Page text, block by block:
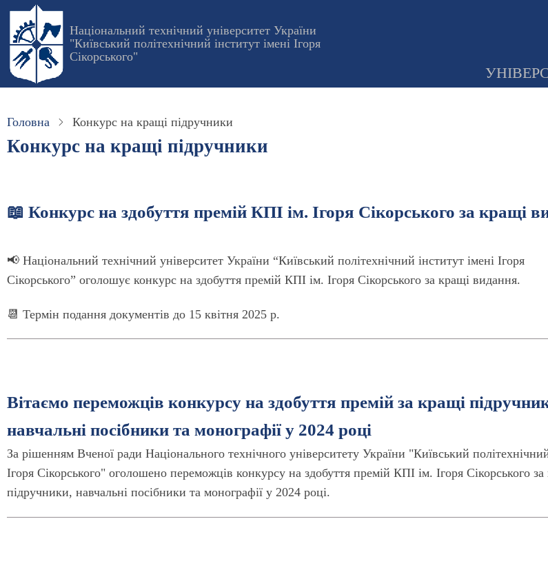
Перейти
основного
вмісту
Національний технічний університет України
"Київський політехнічний інститут імені Ігоря
Сікорського"
Головна Конкурс на кращі підручники
Конкурс на кращі підручники
📖 Конкурс на здобуття премій КПІ ім. Ігоря Сікорського за кращі
​​📢 Національний технічний університет України “Київський політехнічний інститут імені Ігоря
Сікорського” оголошує конкурс на здобуття премій КПІ ім. Ігоря Сікорського за кращі видання.
📆 Термін подання документів до 15 квітня 2025 р.
Вітаємо переможців конкурсу на здобуття премій за кращі
навчальні посібники та монографії у 2024 році
За рішенням Вченої ради Національного технічного університету України "Київський
Ігоря Сікорського" оголошено переможців конкурсу на здобуття премій КПІ ім. Ігоря Сікорського
підручники, навчальні посібники та монографії у 2024 році.